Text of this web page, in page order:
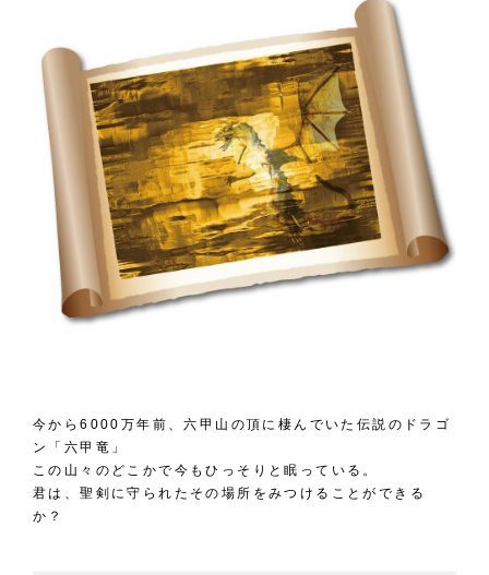
今から6000万年前、六甲山の頂に棲んでいた伝説のドラゴ
ン「六甲竜」
この山々のどこかで今もひっそりと眠っている。
君は、聖剣に守られたその場所をみつけることができる
か？